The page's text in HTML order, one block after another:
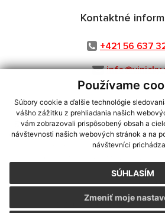
Používame
Súbory cookie a ďalšie technológie
vášho zážitku z prehliadania našich
vám zobrazovali prispôsobený obsah a
návštevnosti našich webových stránok a na
návštevníci
SÚHLASÍM
Zmeniť moje
Kontaktné
+421 56 637
využite možnosť získavania aktuálnych
CMS systém (redakčný) systém ECHELON 2,
webex.digital, s.r.o.,
Posledná aktualizácia:
Vytlačiť stránku|Vyhlásenie o